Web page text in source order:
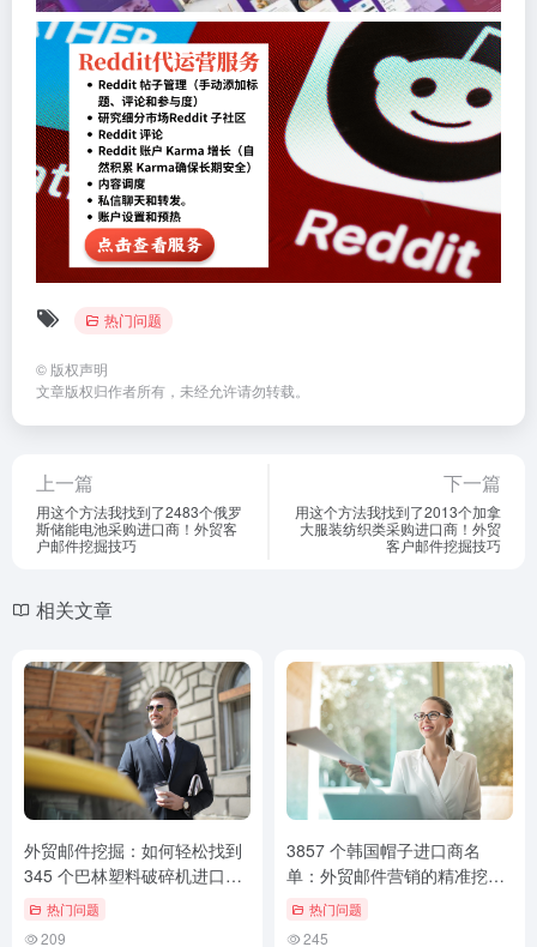
热门问题
© 版权声明
文章版权归作者所有，未经允许请勿转载。
上一篇
用这个方法我找到了2483个俄罗
斯储能电池采购进口商！外贸客
户邮件挖掘技巧
下一篇
用这个方法我找到了2013个加拿
大服装纺织类采购进口商！外贸
客户邮件挖掘技巧
相关文章
外贸邮件挖掘：如何轻松找到
345 个巴林塑料破碎机进口
商！热门问题
209
3857 个韩国帽子进口商名
单：外贸邮件营销的精准挖
掘！热门问题
245